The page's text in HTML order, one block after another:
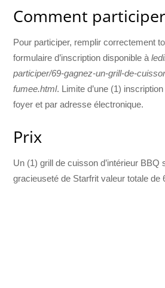
Comment participer
Pour participer, remplir correctement
formulaire d’inscription disponible à
participer/69-gagnez-un-grill-de-
fumee.html. Limite d’une (1)
foyer et par adresse électronique.
Prix
Un (1) grill de cuisson d’intérieur
gracieuseté de Starfrit valeur totale de